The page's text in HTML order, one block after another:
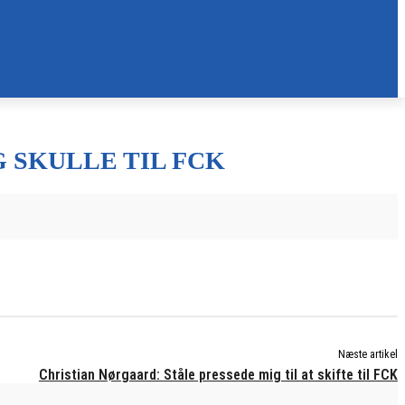
SKULLE TIL FCK
Næste artikel
Christian Nørgaard: Ståle pressede mig til at skifte til FCK